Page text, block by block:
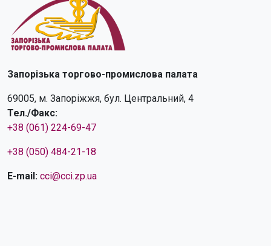
Запорізька торгово-промислова палата
69005, м. Запоріжжя, бул. Центральний, 4
Тел./Факс:
+38 (061) 224-69-47
+38 (050) 484-21-18
E-mail: cci@cci.zp.ua